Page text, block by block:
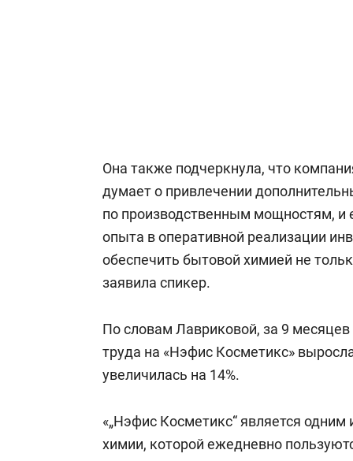
Она также подчеркнула, что
думает о привлечении
по производственным мощностям, и
опыта в оперативной реализации
обеспечить бытовой химией не
заявила спикер.
По словам Лавриковой, за 9
труда на «Нэфис Косметикс»
увеличилась на 14%.
«„Нэфис Косметикс“ является
химии, которой ежедневно